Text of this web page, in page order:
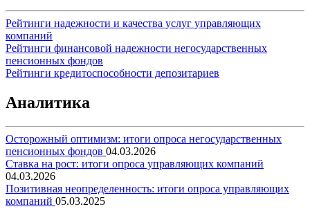
Рейтинги надежности и качества услуг управляющих
компаний
Рейтинги финансовой надежности негосударственных
пенсионных фондов
Рейтинги кредитоспособности депозитариев
Аналитика
Осторожный оптимизм: итоги опроса негосударственных
пенсионных фондов 04.03.2026
Ставка на рост: итоги опроса управляющих компаний
04.03.2026
Позитивная неопределенность: итоги опроса управляющих
компаний 05.03.2025